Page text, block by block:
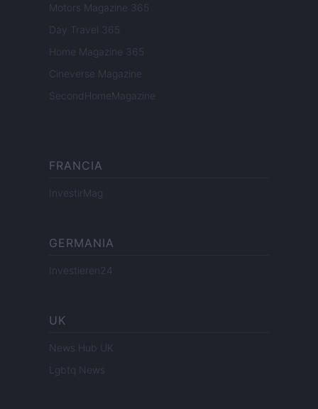
Motors Magazine 365
Day Travel 365
Home Magazine 365
Cineverse Magazine
SecondHomeMagazine
FRANCIA
InvestirMag
GERMANIA
Investieren24
UK
News Hub UK
Lgbtq News